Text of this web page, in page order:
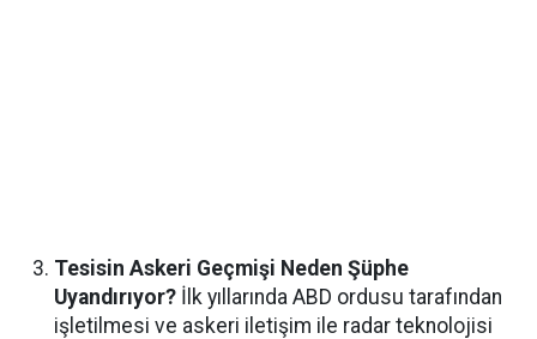
Tesisin Askeri Geçmişi Neden Şüphe
Uyandırıyor? İlk yıllarında ABD ordusu tarafından
işletilmesi ve askeri iletişim ile radar teknolojisi